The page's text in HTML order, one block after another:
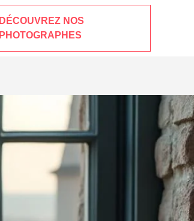
DÉCOUVREZ NOS
PHOTOGRAPHES